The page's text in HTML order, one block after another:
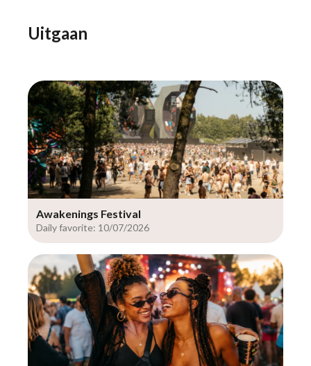
Uitgaan
Awakenings Festival
Daily favorite: 10/07/2026